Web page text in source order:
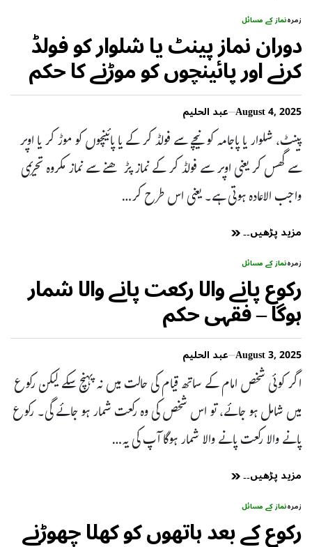
زمرہنماز کے مسائل
دوران نماز پینٹ یا شلوار کو فولڈ
کرنے اور پائینچوں کو موڑنے کا حکم
August 4, 2025 عبد الحلیم
پینٹ، شلوار یا پاجامہ کو نیچے سے فولڈ کر کے یا پائینچوں کو موڑ کر یا اوپر
سے گھس کر یعنی اوپر سے فولڈ کر کے نماز پڑھنے سے نماز مکروہ تحریمی
واجب الاعادہ ہوتی ہے۔ یعنی اس طرح کر…
مزید پڑھیں۔۔
زمرہنماز کے مسائل
رکوع پانے والا رکعت پانے والا شمار
ہوگا – فقہی حکم
August 3, 2025 عبد الحلیم
اگر کوئی شخص امام کے ساتھ قیام کی حالت میں نہ پہنچ سکے لیکن رکوع
میں شامل ہو جائے، تو اس شخص کی وہ رکعت شمار ہو جائے گی۔ رکوع
پانے والا رکعت پانے والا شمار ہوگا آپ کی یہ…
مزید پڑھیں۔۔
زمرہنماز کے مسائل
رکوع کے بعد ہاتھوں کو کھلا چھوڑنے